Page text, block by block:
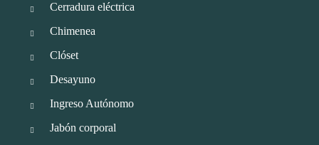
Cerradura eléctrica
Chimenea
Clóset
Desayuno
Ingreso Autónomo
Jabón corporal